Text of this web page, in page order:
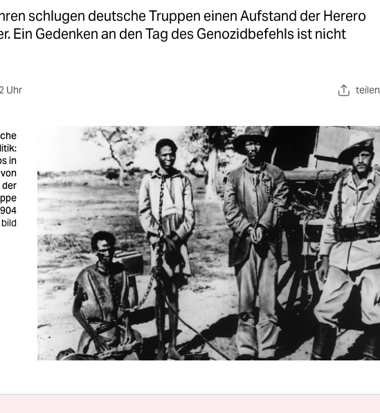
schlugen deutsche Truppen einen Aufstand der Herero
Ein Gedenken an den Tag des Genozidbefehls ist nicht
Uhr teilen
in
der